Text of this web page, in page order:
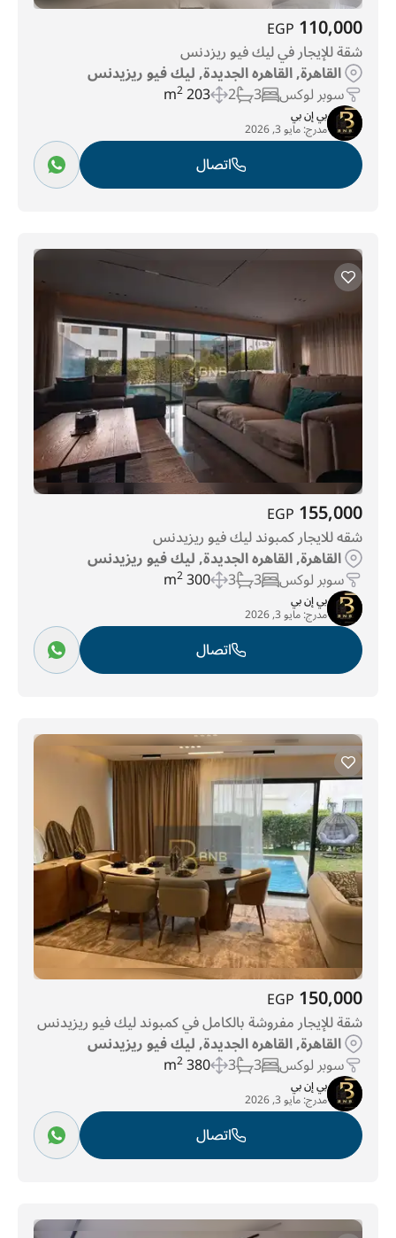
110,000
EGP
شقة للإيجار في ليك فيو ريزدنس
القاهرة, القاهره الجديدة, ليك فيو ريزيدنس
سوبر لوكس 3
2
203 m
2
بي إن بي
مدرج:مايو 3, 2026
اتصال
155,000
EGP
شقه للايجار كمبوند ليك فيو ريزيدنس
القاهرة, القاهره الجديدة, ليك فيو ريزيدنس
سوبر لوكس 3
3
300 m
2
بي إن بي
مدرج:مايو 3, 2026
اتصال
150,000
EGP
شقة للإيجار مفروشة بالكامل في كمبوند ليك فيو ريزيدنس
القاهرة, القاهره الجديدة, ليك فيو ريزيدنس
سوبر لوكس 3
3
380 m
2
بي إن بي
مدرج:مايو 3, 2026
اتصال